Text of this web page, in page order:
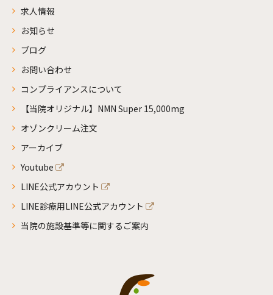
求人情報
お知らせ
ブログ
お問い合わせ
コンプライアンスについて
【当院オリジナル】NMN Super 15,000mg
オゾンクリーム注文
アーカイブ
Youtube
LINE公式アカウント
LINE診療用LINE公式アカウント
当院の施設基準等に関するご案内